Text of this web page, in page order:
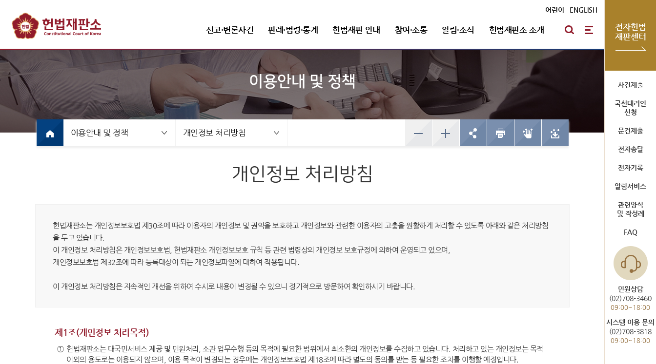
선고·변론사건
선고사건
선고목록 및 결정문
만화로 보는 결정
선고동영상
변론사건
변론일정
변론목록
방청신청
예약하기
확인/취소
판례·법령·통계
판례정보
공보판례
분야별 주요판례
판례검색
발간자료
헌법재판실무제요
주요 연속간행물
헌법재판통계
한눈에 보는 헌법재판
사건통계
법령정보
헌법재판소 규칙
입법예고
헌법재판 안내
헌법재판 개관 헌법재판소 권한
헌법소원심판
위헌법률심판
심판절차 일반
참여·소통
FAQ(자주 묻는 질문) 질문과 답변 자유게시판
예산낭비신고 정보공개
세입·세출 예산 운용현황
정보공개 청구
Open API
심판기록복사
심판확정기록 복사신청
신청확인
견학
견학안내
신청확인
전시관 관람
신청확인(단체예약)
도서관 이용
알림·소식
새소식 보도자료 포토뉴스
뉴스레터 공직자윤리위원회 채용안내
헌법재판소 소개
헌법재판소장
인사말
프로필
조직 및 직원
재판관
사무처ㆍ차장
연혁
상징소개 홍보자료
찾아오시는길
어린이 ENGLISH
선고·변론사건 선고사건
선고목록 및 결정문
최근 주요결정
변론사건 방청신청
예약하기
확인/취소
판례·법령·통계 판례정보
공보판례
분야별 주요판례
판례요지집
발간자료
헌법재판실무제요
헌법재판통계
헌법재판소법
헌법불합치결정
이용안내 및 정책
이용안내 및 정책 개인정보 처리방침
개인정보 처리방침
헌법재판소는 개인정보보호법 제30조에 따라 이용자의 개인정보 및 권익을 보호하고 개인정보와 관련한 이용자의 고충을 원활하게 처리할 수 있도록 아래와 같은 처리방침
을 두고 있습니다.
이 개인정보 처리방침은 개인정보보호법, 헌법재판소 개인정보보호 규칙 등 관련 법령상의 개인정보 보호규정에 의하여 운영되고 있으며,
개인정보보호법 제32조에 따라 등록대상이 되는 개인정보파일에 대하여 적용됩니다.
이 개인정보 처리방침은 지속적인 개선을 위하여 수시로 내용이 변경될 수 있으니 정기적으로 방문하여 확인하시기 바랍니다.
제1조(개인정보 처리목적)
① 헌법재판소는 대국민서비스 제공 및 민원처리, 소관 업무수행 등의 목적에 필요한 범위에서 최소한의 개인정보를 수집하고 있습니다. 처리하고 있는 개인정보는 목적
이외의 용도로는 이용되지 않으며, 이용 목적이 변경되는 경우에는 개인정보보호법 제18조에 따라 별도의 동의를 받는 등 필요한 조치를 이행할 예정입니다.
전자헌법
재판센터
사건제출
국선대리인
신청
문건제출
전자송달
전자기록
알림서비스
관련양식
및 작성례
FAQ
민원상담
(02)708-3460
09:00~18:00
시스템 이용 문의
(02)708-3818
09:00~18:00